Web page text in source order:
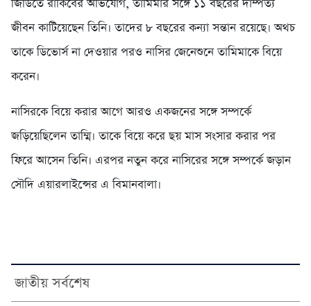
জিডিতে রাকিবের অভিযোগ, তামিমার সঙ্গে ১১ বছরের দাম্পত্য
জীবন কাটিয়েছেন তিনি। তাদের ৮ বছরের কন্যা সন্তান রয়েছে। অথচ
তাকে ডিভোর্স না দেওয়ার পরও নাসির জেনেশুনে তামিমাকে বিয়ে
করেন।
নাসিরকে বিয়ে করার আগে আরও একজনের সঙ্গে সম্পর্কে
জড়িয়েছিলেন তাম্মি। তাকে বিয়ে করে ছয় মাস সংসার করার পর
ফিরে আসেন তিনি। এরপর নতুন করে নাসিরের সঙ্গে সম্পর্কে জড়ান
সৌদি এয়ারলাইন্সের এ বিমানবালা।
জাতীয় সর্বশেষ